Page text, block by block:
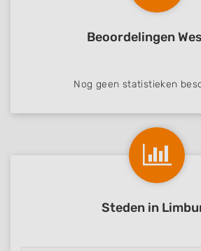
Beoordelingen
Nog geen statistieken
Steden in